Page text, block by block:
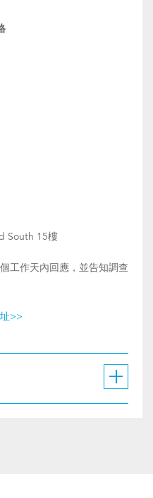
South 15樓
工作天內回應，並告知調查
>>